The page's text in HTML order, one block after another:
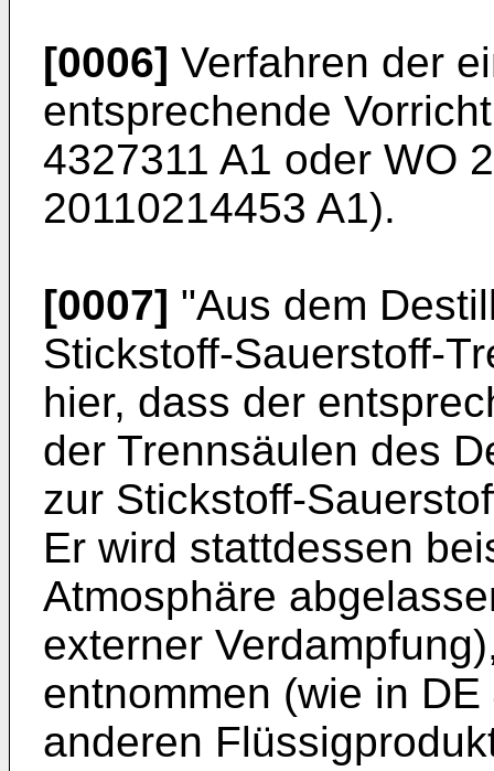
[0006] Verfahren der
entsprechende
4327311 A1 oder WO
20110214453 A1).
[0007] "Aus dem
Stickstoff-Sauerstoff-
hier, dass der
der Trennsäulen des
zur Stickstoff-
Er wird stattdessen
Atmosphäre
externer
entnommen (wie in DE
anderen